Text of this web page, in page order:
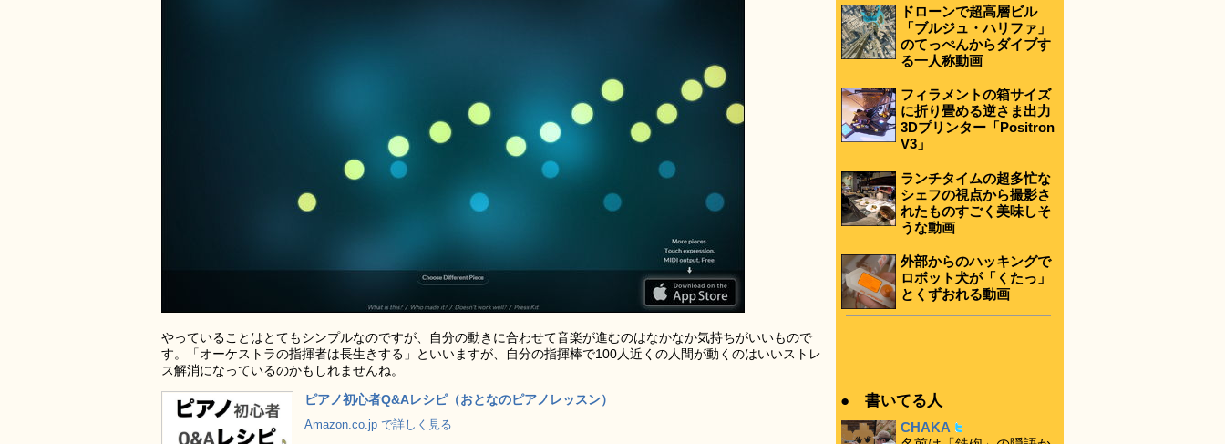
やっていることはとてもシンプルなのですが、自分の動きに合わせて音楽が進むのはなかなか気持ちがいいもので
す。「オーケストラの指揮者は長生きする」といいますが、自分の指揮棒で100人近くの人間が動くのはいいストレ
ス解消になっているのかもしれませんね。
ピアノ初心者Q&Aレシピ（おとなのピアノレッスン）
Amazon.co.jp で詳しく見る
ドローンで超高層ビル
「ブルジュ・ハリファ」
のてっぺんからダイブす
る一人称動画
フィラメントの箱サイズ
に折り畳める逆さま出力
3Dプリンター「Positron
V3」
ランチタイムの超多忙な
シェフの視点から撮影さ
れたものすごく美味しそ
うな動画
外部からのハッキングで
ロボット犬が「くたっ」
とくずおれる動画
● 書いてる人
CHAKA